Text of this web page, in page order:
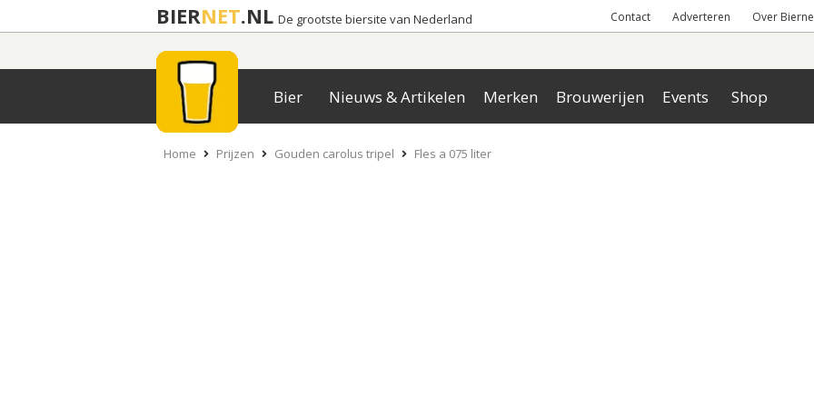
BIERNET.NL De grootste biersite van Nederland Contact Adverteren Over
Bier Nieuws & Artikelen Merken Brouwerijen Events Shop
Home Prijzen Gouden carolus tripel Fles a 075 liter